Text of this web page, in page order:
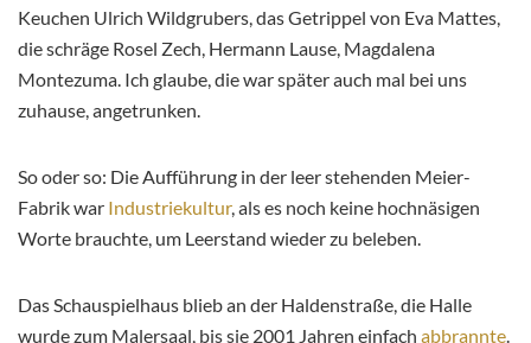
Keuchen Ulrich Wildgrubers, das Getrippel von Eva Mattes,
die schräge Rosel Zech, Hermann Lause, Magdalena
Montezuma. Ich glaube, die war später auch mal bei uns
zuhause, angetrunken.
So oder so: Die Aufführung in der leer stehenden Meier-
Fabrik war Industriekultur, als es noch keine hochnäsigen
Worte brauchte, um Leerstand wieder zu beleben.
Das Schauspielhaus blieb an der Haldenstraße, die Halle
wurde zum Malersaal, bis sie 2001 Jahren einfach abbrannte.